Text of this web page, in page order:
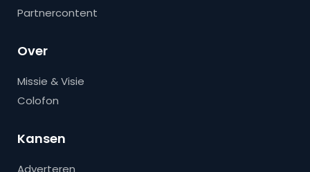
Partnercontent
Over
Missie & Visie
Colofon
Kansen
Adverteren